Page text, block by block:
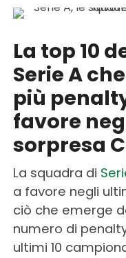
La top 10
Serie A
più
favore
sorpresa
La squadra di
a favore negli
ciò che emerge
numero di
ultimi 10